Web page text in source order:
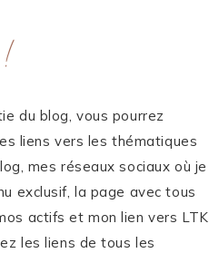
du blog, vous pourrez
liens vers les thématiques
mes réseaux sociaux où je
exclusif, la page avec tous
actifs et mon lien vers LTK
les liens de tous les